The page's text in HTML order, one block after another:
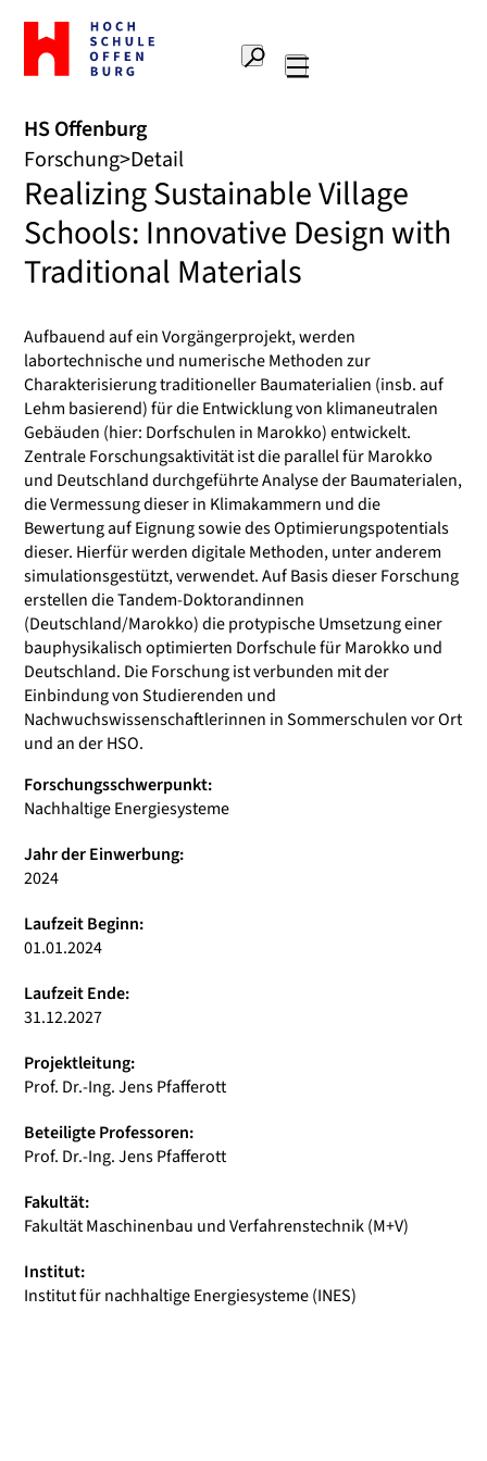
Zur
Startseite
Hochschule
Suche
HS Offenburg
Forschung Detail
Realizing Sustainable Village
Schools: Innovative Design with
Traditional Materials
Aufbauend auf ein Vorgängerprojekt, werden
labortechnische und numerische Methoden zur
Charakterisierung traditioneller Baumaterialien (insb. auf
Lehm basierend) für die Entwicklung von klimaneutralen
Gebäuden (hier: Dorfschulen in Marokko) entwickelt.
Zentrale Forschungsaktivität ist die parallel für Marokko
und Deutschland durchgeführte Analyse der Baumaterialen,
die Vermessung dieser in Klimakammern und die
Bewertung auf Eignung sowie des Optimierungspotentials
dieser. Hierfür werden digitale Methoden, unter anderem
simulationsgestützt, verwendet. Auf Basis dieser Forschung
erstellen die Tandem-Doktorandinnen
(Deutschland/Marokko) die protypische Umsetzung einer
bauphysikalisch optimierten Dorfschule für Marokko und
Deutschland. Die Forschung ist verbunden mit der
Einbindung von Studierenden und
Nachwuchswissenschaftlerinnen in Sommerschulen vor Ort
und an der HSO.
Forschungsschwerpunkt:
Nachhaltige Energiesysteme
Jahr der Einwerbung:
2024
Laufzeit Beginn:
01.01.2024
Laufzeit Ende:
31.12.2027
Projektleitung:
Prof. Dr.-Ing. Jens Pfafferott
Beteiligte Professoren:
Prof. Dr.-Ing. Jens Pfafferott
Fakultät:
Fakultät Maschinenbau und Verfahrenstechnik (M+V)
Institut:
Institut für nachhaltige Energiesysteme (INES)